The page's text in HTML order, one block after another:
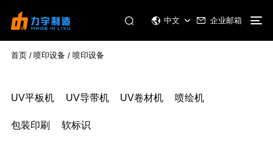
中文 企业邮箱
首页 / 喷印设备 / 喷印设备
UV平板机 UV导带机 UV卷材机 喷绘机
包装印刷 软标识